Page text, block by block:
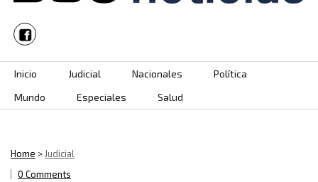
Skip to content
Inicio Judicial Nacionales
Política
Mundo
Especiales Salud
Home >Judicial
0 Comments